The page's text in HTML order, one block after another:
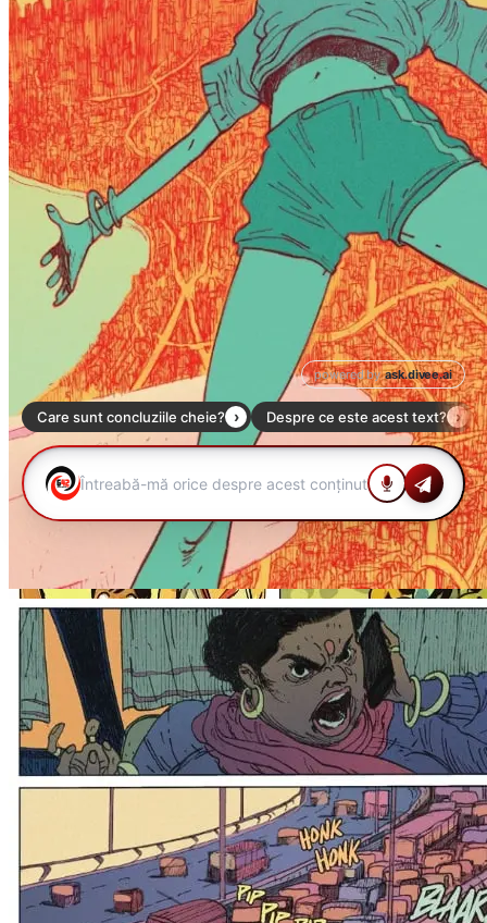
Până la capătul galaxiei!
X
Facebook
WhatsApp
Pinterest
Reddit
Email
Imprimare
Similare